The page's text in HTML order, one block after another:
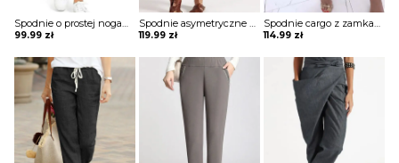
99.99 zł 119.99 zł 114.99 zł